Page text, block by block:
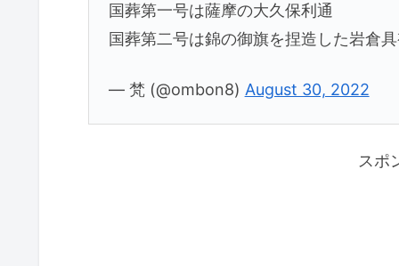
国葬第一号は薩摩の大久保利通
国葬第二号は錦の御旗を捏造した岩倉
— 梵 (@ombon8) August 30, 2022
スポ